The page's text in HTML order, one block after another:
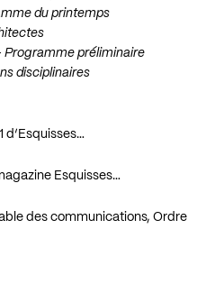
du printemps
Programme préliminaire
disciplinaires
d’Esquisses…
Esquisses…
des communications, Ordre